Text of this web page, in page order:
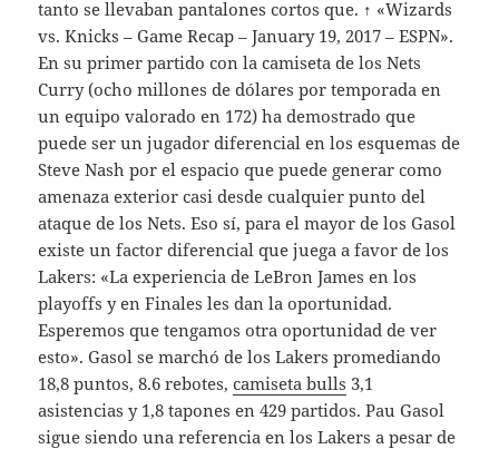
tanto se llevaban pantalones cortos que. ↑ «Wizards
vs. Knicks – Game Recap – January 19, 2017 – ESPN».
En su primer partido con la camiseta de los Nets
Curry (ocho millones de dólares por temporada en
un equipo valorado en 172) ha demostrado que
puede ser un jugador diferencial en los esquemas de
Steve Nash por el espacio que puede generar como
amenaza exterior casi desde cualquier punto del
ataque de los Nets. Eso sí, para el mayor de los Gasol
existe un factor diferencial que juega a favor de los
Lakers: «La experiencia de LeBron James en los
playoffs y en Finales les dan la oportunidad.
Esperemos que tengamos otra oportunidad de ver
esto». Gasol se marchó de los Lakers promediando
18,8 puntos, 8.6 rebotes,camiseta bulls 3,1
asistencias y 1,8 tapones en 429 partidos. Pau Gasol
sigue siendo una referencia en los Lakers a pesar de